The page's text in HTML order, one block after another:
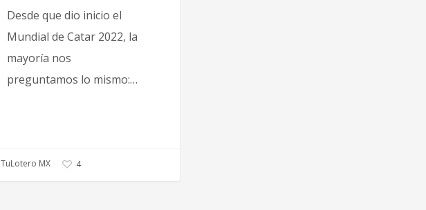
Desde que dio inicio el
Mundial de Catar 2022, la
mayoría nos
preguntamos lo mismo:…
TuLotero MX 4